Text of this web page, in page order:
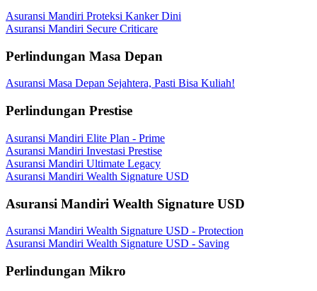
Asuransi Mandiri Proteksi Kanker Dini
Asuransi Mandiri Secure Criticare
Perlindungan Masa Depan
Asuransi Masa Depan Sejahtera, Pasti Bisa Kuliah!
Perlindungan Prestise
Asuransi Mandiri Elite Plan - Prime
Asuransi Mandiri Investasi Prestise
Asuransi Mandiri Ultimate Legacy
Asuransi Mandiri Wealth Signature USD
Asuransi Mandiri Wealth Signature USD
Asuransi Mandiri Wealth Signature USD - Protection
Asuransi Mandiri Wealth Signature USD - Saving
Perlindungan Mikro